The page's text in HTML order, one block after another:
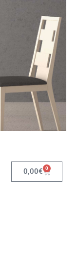
0,00€ 0